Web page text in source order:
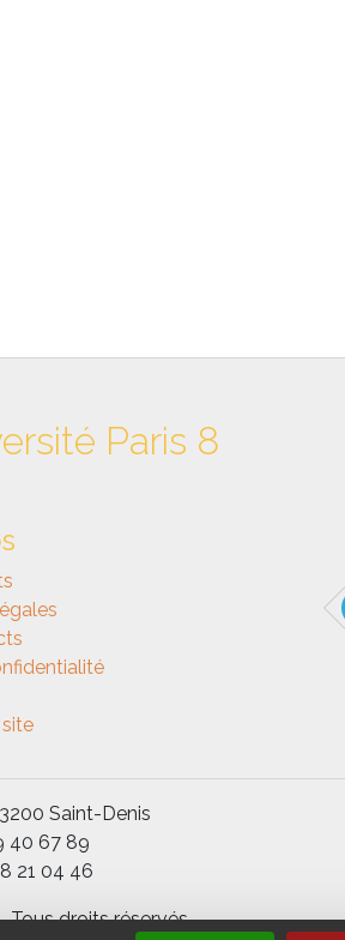
Paris 8
Saint-Denis
40 67 89
21 04 46
Tous droits réservés